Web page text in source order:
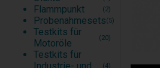
Flammpunkt (2)
Probenahmesets(5)
Testkits für
Motoröle
(20)
Testkits für
(4)